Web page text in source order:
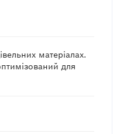
матеріалах.
для